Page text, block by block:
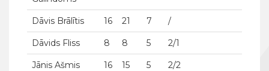
Dāvis Brālītis 16 21 7 /
Dāvids Fliss 8 8 5 2/1
Jānis Ašmis 16 15 5 2/2